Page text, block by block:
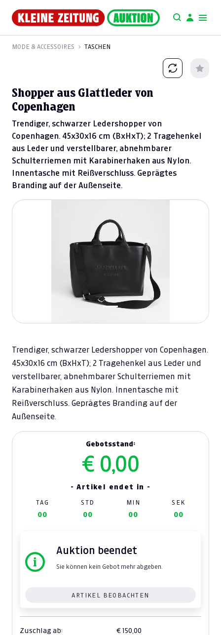
MODE & ACCESSOIRES TASCHEN
Shopper aus Glattleder von
Copenhagen
Trendiger, schwarzer Ledershopper von
Copenhagen. 45x30x16 cm (BxHxT); 2 Tragehenkel
aus Leder und verstellbarer, abnehmbarer
Schulterriemen mit Karabinerhaken aus Nylon.
Innentasche mit Reißverschluss. Geprägtes
Branding auf der Außenseite.
Trendiger, schwarzer Ledershopper von Copenhagen.
45x30x16 cm (BxHxT); 2 Tragehenkel aus Leder und
verstellbarer, abnehmbarer Schulterriemen mit
Karabinerhaken aus Nylon. Innentasche mit
Reißverschluss. Geprägtes Branding auf der
Außenseite.
Gebotsstand:
€ 0,00
- Artikel endet in -
TAG STD MIN SEK
00 00 00 00
Auktion beendet
Sie können kein Gebot mehr abgeben.
ARTIKEL BEOBACHTEN
Zuschlag ab:
€ 150,00